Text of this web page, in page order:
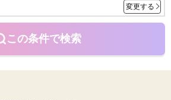
変更する
この条件で検索